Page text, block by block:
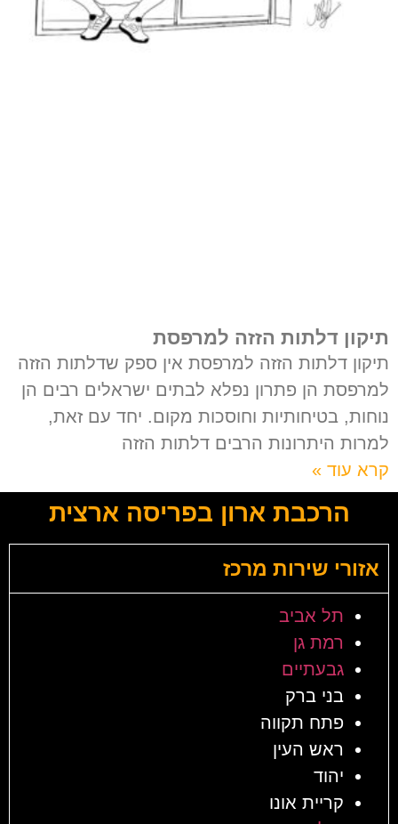
תיקון דלתות הזזה למרפסת
תיקון דלתות הזזה למרפסת אין ספק שדלתות הזזה
למרפסת הן פתרון נפלא לבתים ישראלים רבים הן
נוחות, בטיחותיות וחוסכות מקום. יחד עם זאת,
למרות היתרונות הרבים דלתות הזזה
קרא עוד »
הרכבת ארון בפריסה ארצית
אזורי שירות מרכז
תל אביב
רמת גן
גבעתיים
בני ברק
פתח תקווה
ראש העין
יהוד
קריית אונו